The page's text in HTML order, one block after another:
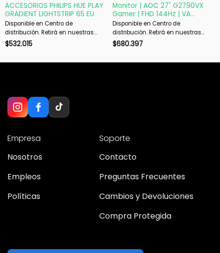
ACCESORIOS PHILIPS HUE PLAY
GRADIENT LIGHTSTRIP 65 EU
Disponible en Centro de
distribución. Retirá en nuestras
sucursales en 48 hs hábiles. Si es
$532.015
Monitor | AOC 27" G2790VX
Gamer | FHD 144Hz | VA
FreeSync Premium
Disponible en Centro de
distribución. Retirá en nuestras
sucursales en 48 hs hábiles. Si es
$680.397
Empresa
Nosotros
Empleos
Políticas
Soporte
Contacto
Preguntas Frecuentes
Cambios y Devoluciones
Compra Protegida